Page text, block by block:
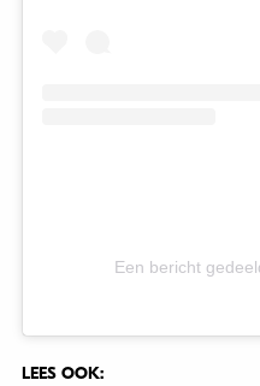
Een bericht
LEES OOK: